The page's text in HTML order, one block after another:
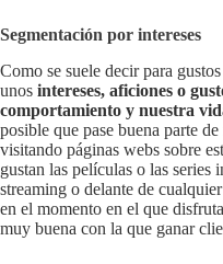
Segmentación por intereses
Como se suele decir para
unos intereses, aficiones o
comportamiento y nuestra
posible que pase buena parte
visitando páginas webs sobre
gustan las películas o las
streaming o delante de
en el momento en el que
muy buena con la que ganar